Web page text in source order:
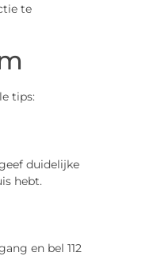
te
tips:
duidelijke
hebt.
en bel 112